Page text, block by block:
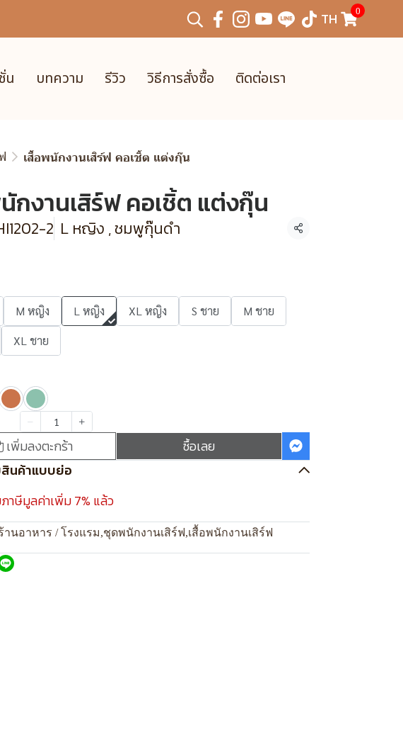
TH 0
น บทความ รีวิว วิธีการสั่งซื้อ ติดต่อเรา
เสื้อพนักงานเสิร์ฟ คอเชิ้ต แต่งกุ๊น
กงานเสิร์ฟ คอเชิ้ต แต่งกุ๊น
2 L หญิง , ชมพูกุ๊นดำ แชร์
M หญิง L หญิง XL หญิง S ชาย
M ชาย
XL ชาย
เพิ่มลงตะกร้า
ซื้อเลย
นค้าแบบย่อ
าษีมูลค่าเพิ่ม 7% แล้ว
านอาหาร / โรงแรม,ชุดพนักงานเสิร์ฟ,เสื้อพนักงานเสิร์ฟ